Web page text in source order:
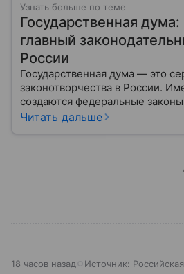
Узнать больше по теме
Государственная дума:
главный
России
Государственная дума — это
законотворчества в России.
создаются федеральные
жизни каждого гражданина: от
Читать дальше
18 часов назад Источник: